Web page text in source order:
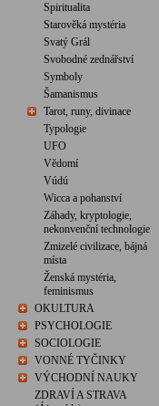
Spiritualita
Starověká mystéria
Svatý Grál
Svobodné zednářství
Symboly
Šamanismus
Tarot, runy, divinace
Typologie
UFO
Vědomí
Vúdú
Wicca a pohanství
Záhady, kryptologie,
nekonvenční technologie
Zmizelé civilizace, bájná
místa
Ženská mystéria,
feminismus
OKULTURA
PSYCHOLOGIE
SOCIOLOGIE
VONNÉ TYČINKY
VÝCHODNÍ NAUKY
ZDRAVÍ A STRAVA